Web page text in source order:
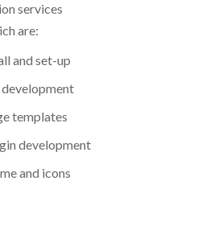
services
are:
and set-up
development
templates
development
and icons